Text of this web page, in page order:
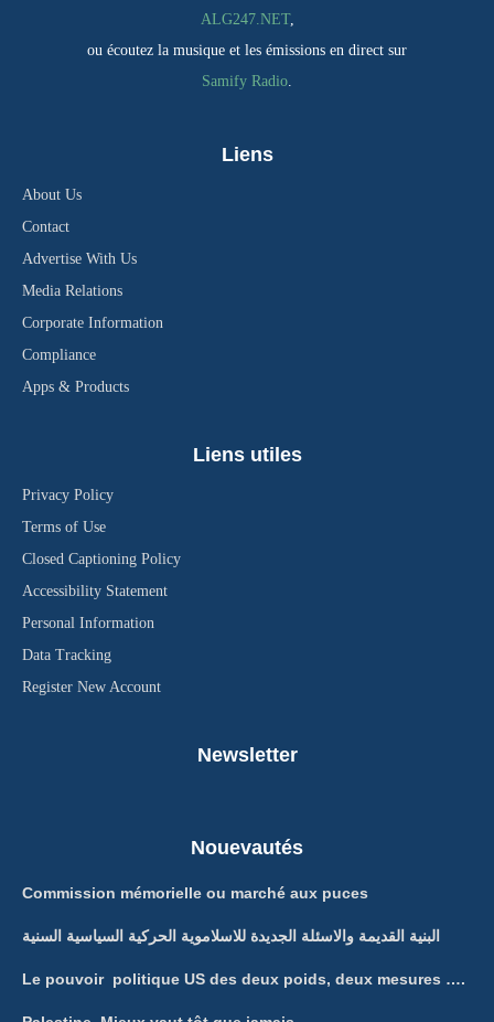
ALG247.NET,
ou écoutez la musique et les émissions en direct sur
Samify Radio.
Liens
About Us
Contact
Advertise With Us
Media Relations
Corporate Information
Compliance
Apps & Products
Liens utiles
Privacy Policy
Terms of Use
Closed Captioning Policy
Accessibility Statement
Personal Information
Data Tracking
Register New Account
Newsletter
Nouevautés
Commission mémorielle ou marché aux puces
البنية القديمة والاسئلة الجديدة للاسلاموية الحركية السياسية السنية
Le pouvoir politique US des deux poids, deux mesures ….